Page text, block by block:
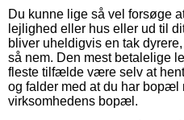
Du kunne lige så vel forsøge
lejlighed eller hus eller ud til
bliver uheldigvis en tak
så nem. Den mest betalelige
fleste tilfælde være selv at
og falder med at du har
virksomhedens bopæl.